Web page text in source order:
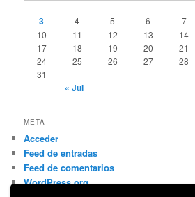
3 4 5 6 7
10
11 12 13 14
17
18 19 20 21
24
25 26 27 28
31
« Jul
META
Acceder
Feed de entradas
Feed de comentarios
WordPress.org